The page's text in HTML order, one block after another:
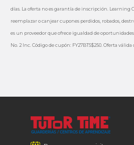
días. La oferta no es garantía de inscripción. Learning
reemplazar o canjear cupones perdidos, robados,
es un proveedor que ofrece igualdad de
No. 2 Inc. Código de cupón: FY27BTS$250. Oferta válida